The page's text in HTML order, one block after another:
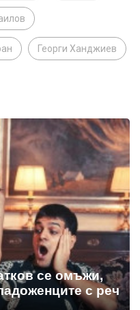
Георги Ханджиев
се омъжи,
с реч